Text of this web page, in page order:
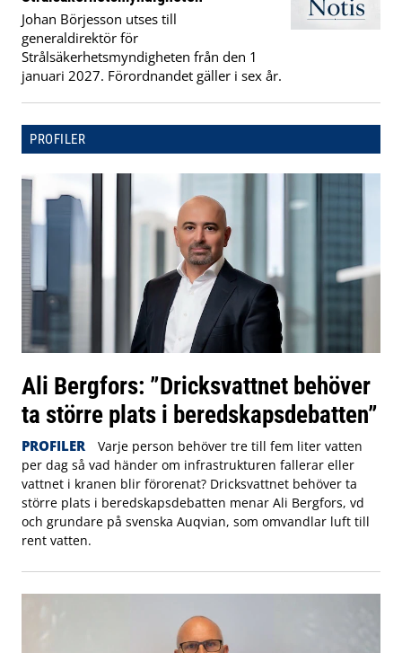
Johan Börjesson utses till
generaldirektör för
Strålsäkerhetsmyndigheten från den 1
januari 2027. Förordnandet gäller i sex år.
PROFILER
Ali Bergfors: ”Dricksvattnet behöver
ta större plats i beredskapsdebatten”
PROFILER
Varje person behöver tre till fem liter vatten
per dag så vad händer om infrastrukturen fallerar eller
vattnet i kranen blir förorenat? Dricksvattnet behöver ta
större plats i beredskapsdebatten menar Ali Bergfors, vd
och grundare på svenska Auqvian, som omvandlar luft till
rent vatten.